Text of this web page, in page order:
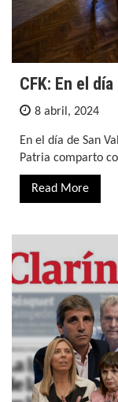
CFK: En el
8 abril, 2024
En el día de San
Patria comparto
Read More